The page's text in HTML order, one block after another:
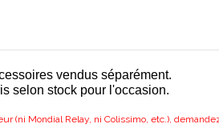
vendus séparément.
selon stock pour l'occasion.
(ni Mondial Relay, ni Colissimo, etc.),